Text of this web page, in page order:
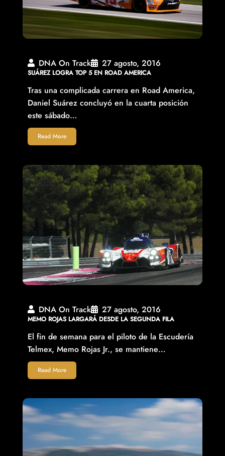
DNA On Track 27 agosto, 2016
SUÁREZ LOGRA TOP 5 EN ROAD AMERICA
Tras una complicada carrera en Road America,
Daniel Suárez concluyó en la cuarta posición
este sábado…
Read More
DNA On Track 27 agosto, 2016
MEMO ROJAS LARGARÁ DESDE LA SEGUNDA FILA
El fin de semana para el piloto de la Escudería
Telmex, Memo Rojas Jr., se mantiene…
Read More